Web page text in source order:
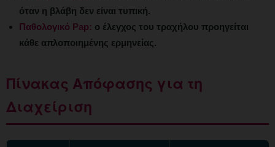
όταν η βλάβη δεν είναι τυπική.
Παθολογικό Pap: ο έλεγχος του τραχήλου προηγείται
κάθε απλοποιημένης ερμηνείας.
Πίνακας Απόφασης για τη
Διαχείριση